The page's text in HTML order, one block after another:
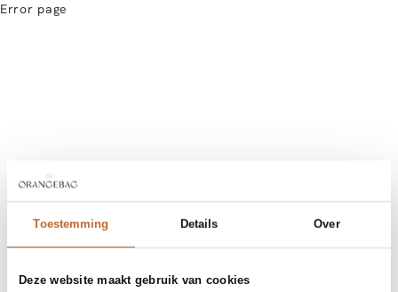
Toestemming Details Over
Deze website maakt gebruik van cookies
Error page